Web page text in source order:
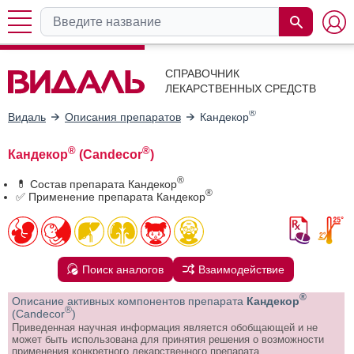
СПРАВОЧНИК
ЛЕКАРСТВЕННЫХ СРЕДСТВ
Видаль Описания препаратов Кандекор®
Кандекор® (Candecor®)
💊 Состав препарата Кандекор®
✅ Применение препарата Кандекор®
Поиск аналогов Взаимодействие
Описание активных компонентов препарата Кандекор®
(Candecor®)
Приведенная научная информация является обобщающей и не
может быть использована для принятия решения о возможности
применения конкретного лекарственного препарата.